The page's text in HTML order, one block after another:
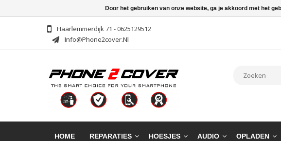
Haarlemmerdijk 71 - 0625129512
Info@phone2cover.nl
HOME REPARATIES HOESJES AUDIO OPLADEN
Door het gebruiken van onze website, ga je akkoord met het